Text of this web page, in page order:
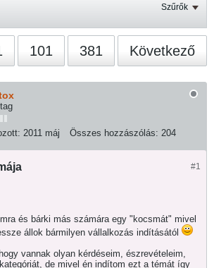
Szűrők
101 381 Következő
2011 máj Összes hozzászólás: 204
#1
és bárki más számára egy "kocsmát" mivel
állok bármilyen vállalkozás indításától
vannak olyan kérdéseim, észrevételeim,
de mivel én indítom ezt a témát így